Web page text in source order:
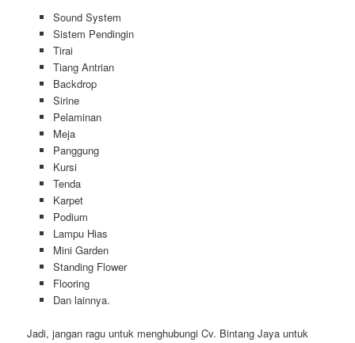
Sound System
Sistem Pendingin
Tirai
Tiang Antrian
Backdrop
Sirine
Pelaminan
Meja
Panggung
Kursi
Tenda
Karpet
Podium
Lampu Hias
Mini Garden
Standing Flower
Flooring
Dan lainnya.
Jadi, jangan ragu untuk menghubungi Cv. Bintang Jaya untuk